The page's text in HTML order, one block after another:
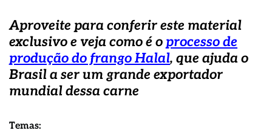
Aproveite para conferir este material
exclusivo e veja como é o processo de
produção do frango Halal, que ajuda o
Brasil a ser um grande exportador
mundial dessa carne
Temas: